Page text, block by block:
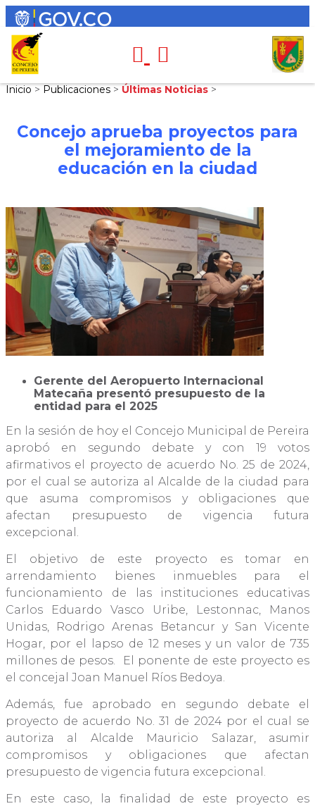
Inicio > Publicaciones > Últimas Noticias >
Concejo aprueba proyectos para
el mejoramiento de la
educación en la ciudad
Gerente del Aeropuerto Internacional
Matecaña presentó presupuesto de la
entidad para el 2025
En la sesión de hoy el Concejo Municipal de Pereira
aprobó en segundo debate y con 19 votos
afirmativos el proyecto de acuerdo No. 25 de 2024,
por el cual se autoriza al Alcalde de la ciudad para
que asuma compromisos y obligaciones que
afectan presupuesto de vigencia futura
excepcional.
El objetivo de este proyecto es tomar en
arrendamiento bienes inmuebles para el
funcionamiento de las instituciones educativas
Carlos Eduardo Vasco Uribe, Lestonnac, Manos
Unidas, Rodrigo Arenas Betancur y San Vicente
Hogar, por el lapso de 12 meses y un valor de 735
millones de pesos. El ponente de este proyecto es
el concejal Joan Manuel Ríos Bedoya.
Además, fue aprobado en segundo debate el
proyecto de acuerdo No. 31 de 2024 por el cual se
autoriza al Alcalde Mauricio Salazar, asumir
compromisos y obligaciones que afectan
presupuesto de vigencia futura excepcional.
En este caso, la finalidad de este proyecto es